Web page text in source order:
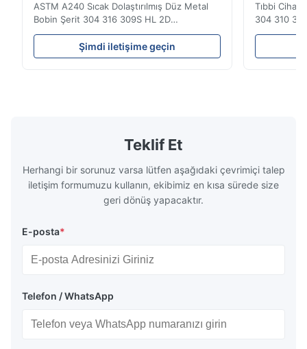
ASTM A240 Sıcak Dolaştırılmış Düz Metal
Bobin Şerit 304 316 309S HL 2D
Sıcak/soğuk olarak yuvarlanmış paslanmaz
çelik bobin şeridi 304 316 309S 310 310S
316L 321 ASTM A240 Ürün Özellikleri Ürün
Şimdi iletişime geçin
Tıbbi
304 310
Görünümü
plaka 304
Teklif Et
Herhangi bir sorunuz varsa lütfen aşağıdaki çevrimiçi talep
iletişim formumuzu kullanın, ekibimiz en kısa sürede size
geri dönüş yapacaktır.
E-posta*
Telefon / WhatsApp